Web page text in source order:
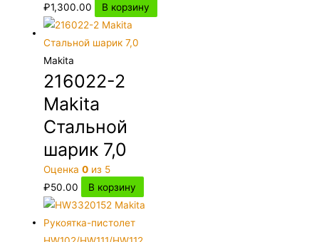
₽1,300.00 В корзину
Makita
216022-2
Makita
Стальной
шарик 7,0
Оценка0 из 5
₽50.00 В корзину